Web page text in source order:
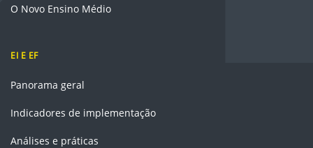
O Novo Ensino Médio
EI E EF
Panorama geral
Indicadores de implementação
Análises e práticas